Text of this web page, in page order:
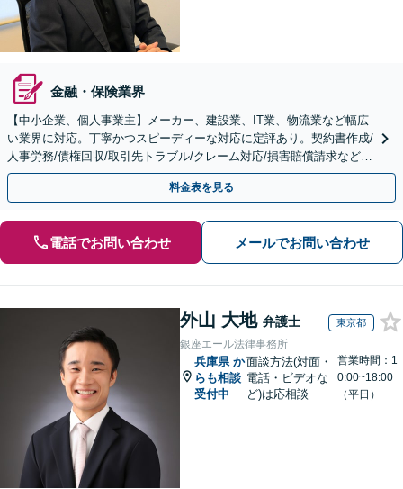
金融・保険業界
【中小企業、個人事業主】メーカー、建設業、IT業、物流業など幅広
い業界に対応。丁寧かつスピーディーな対応に定評あり。契約書作成/
人事労務/債権回収/取引先トラブル/クレーム対応/損害賠償請求など。
【顧問／スポット対応可】【Web面談可】
料金表を見る
電話でお問い合わせ メールでお問い合わせ
外山 大地 弁護士 東京都
銀座エール法律事務所
兵庫県 か
らも相談
受付中
面談方法(対面・
電話・ビデオな
ど)は応相談
営業時間：1
0:00~18:00
（平日）